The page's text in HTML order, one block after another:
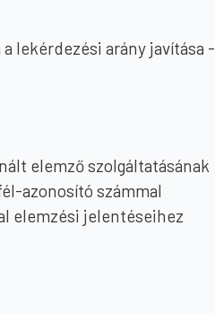
lekérdezési arány javítása -
elemző szolgáltatásának
azonosító számmal
elemzési jelentéseihez